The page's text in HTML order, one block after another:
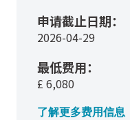
申请截止日期：
2026-04-29
最低费用：
£ 6,080
了解更多费用信息